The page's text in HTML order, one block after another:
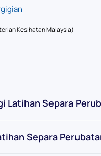
Kesihatan Malaysia)
Latihan Separa
Separa